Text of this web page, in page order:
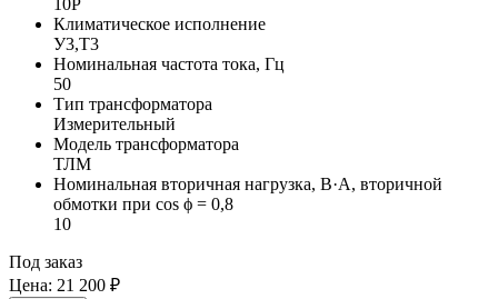
10P
Климатическое исполнение
У3,Т3
Номинальная частота тока, Гц
50
Тип трансформатора
Измерительный
Модель трансформатора
ТЛМ
Номинальная вторичная нагрузка, В·А, вторичной
обмотки при cos ϕ = 0,8
10
Под заказ
Цена: 21 200 ₽